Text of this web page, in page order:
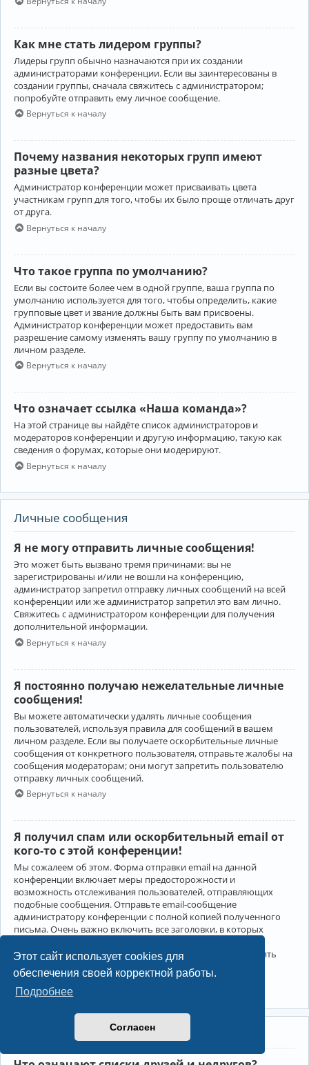
Этот сайт использует cookies для
обеспечения своей корректной работы.
Подробнее
Согласен
Как мне стать лидером группы?
Лидеры групп обычно назначаются при их создании
администраторами конференции. Если вы заинтересованы в
создании группы, сначала свяжитесь с администратором;
попробуйте отправить ему личное сообщение.
Вернуться к началу
Почему названия некоторых групп имеют
разные цвета?
Администратор конференции может присваивать цвета
участникам групп для того, чтобы их было проще отличать друг
от друга.
Вернуться к началу
Что такое группа по умолчанию?
Если вы состоите более чем в одной группе, ваша группа по
умолчанию используется для того, чтобы определить, какие
групповые цвет и звание должны быть вам присвоены.
Администратор конференции может предоставить вам
разрешение самому изменять вашу группу по умолчанию в
личном разделе.
Вернуться к началу
Что означает ссылка «Наша команда»?
На этой странице вы найдёте список администраторов и
модераторов конференции и другую информацию, такую как
сведения о форумах, которые они модерируют.
Вернуться к началу
Личные сообщения
Я не могу отправить личные сообщения!
Это может быть вызвано тремя причинами: вы не
зарегистрированы и/или не вошли на конференцию,
администратор запретил отправку личных сообщений на всей
конференции или же администратор запретил это вам лично.
Свяжитесь с администратором конференции для получения
дополнительной информации.
Вернуться к началу
Я постоянно получаю нежелательные личные
сообщения!
Вы можете автоматически удалять личные сообщения
пользователей, используя правила для сообщений в вашем
личном разделе. Если вы получаете оскорбительные личные
сообщения от конкретного пользователя, отправьте жалобы на
сообщения модераторам; они могут запретить пользователю
отправку личных сообщений.
Вернуться к началу
Я получил спам или оскорбительный email от
кого-то с этой конференции!
Мы сожалеем об этом. Форма отправки email на данной
конференции включает меры предосторожности и
возможность отслеживания пользователей, отправляющих
подобные сообщения. Отправьте email-сообщение
администратору конференции с полной копией полученного
письма. Очень важно включить все заголовки, в которых
Администратор конференции сможет в этом случае принять
меры.
Друзья и недруги